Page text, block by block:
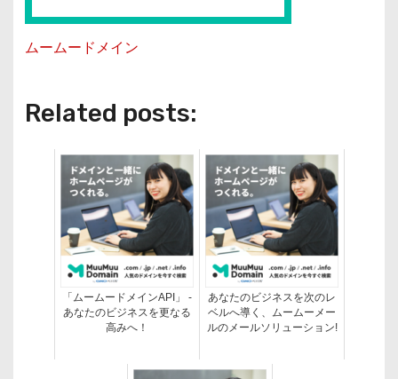
ムームードメイン
Related posts:
「ムームードメインAPI」 -
あなたのビジネスを更なる
高みへ！
あなたのビジネスを次のレ
ベルへ導く、ムームーメー
ルのメールソリューション!